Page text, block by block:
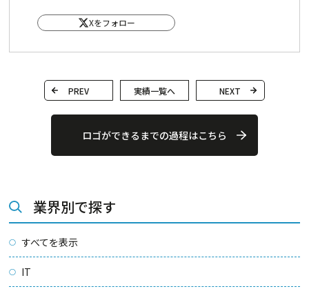
Xをフォロー
PREV 実績一覧へ NEXT
ロゴができるまでの過程はこちら
業界別で探す
すべてを表示
IT